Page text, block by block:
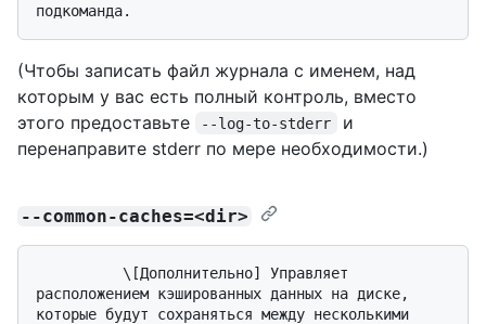
(Чтобы записать файл журнала с именем, над
которым у вас есть полный контроль, вместо
этого предоставьте
--log-to-stderr
и
перенаправите stderr по мере необходимости.)
--common-caches=<dir>
расположением кэшированных данных на диске,
которые будут сохраняться между несколькими